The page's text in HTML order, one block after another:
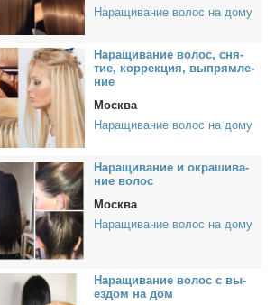
Наращивание волос на дому
На­ра­щи­ва­ние во­лос, сня­
тие, кор­рек­ция, вы­прям­ле­
ние
Москва
Наращивание волос на дому
На­ра­щи­ва­ние и окра­ши­ва­
ние во­лос
Москва
Наращивание волос на дому
На­ра­щи­ва­ние во­лос с вы­
ез­дом на дом